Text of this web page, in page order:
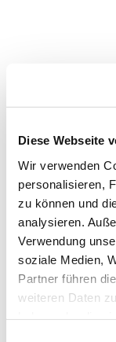
Diese Webseite
Wir verwenden
personalisieren,
zu können und
analysieren.
Verwendung
soziale Medien,
Partner führen
weiteren Daten